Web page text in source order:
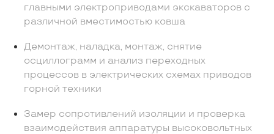
главными электроприводами экскаваторов с
различной вместимостью ковша
Демонтаж, наладка, монтаж, снятие
осциллограмм и анализ переходных
процессов в электрических схемах приводов
горной техники
Замер сопротивлений изоляции и проверка
взаимодействия аппаратуры высоковольтных